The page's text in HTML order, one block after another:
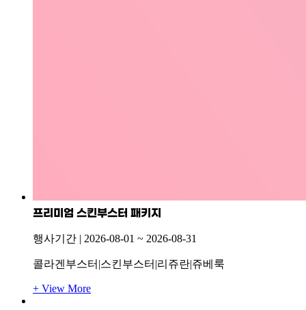
프리미엄 스킨부스터 패키지
행사기간 | 2026-08-01 ~ 2026-08-31
콜라겐부스터|스킨부스터|리쥬란|쥬베룩
+ View More